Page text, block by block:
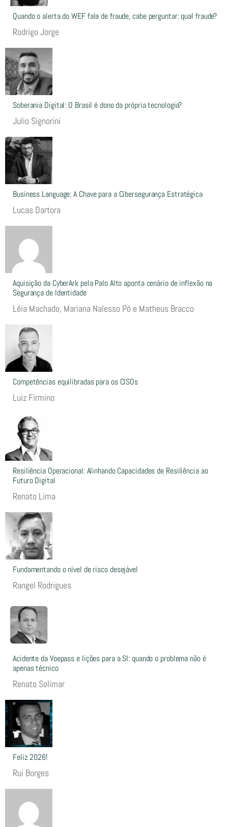
Quando o alerta do WEF fala de fraude, cabe perguntar: qual fraude?
Rodrigo Jorge
Soberania Digital: O Brasil é dono da própria tecnologia?
Julio Signorini
Business Language: A Chave para a Cibersegurança Estratégica
Lucas Dartora
Aquisição da CyberArk pela Palo Alto aponta cenário de inflexão na
Segurança de Identidade
Léia Machado, Mariana Nalesso Pó e Matheus Bracco
Competências equilibradas para os CISOs
Luiz Firmino
Resiliência Operacional: Alinhando Capacidades de Resiliência ao
Futuro Digital
Renato Lima
Fundamentando o nível de risco desejável
Rangel Rodrigues
Acidente da Voepass e lições para a SI: quando o problema não é
apenas técnico
Renato Solimar
Feliz 2026!
Rui Borges